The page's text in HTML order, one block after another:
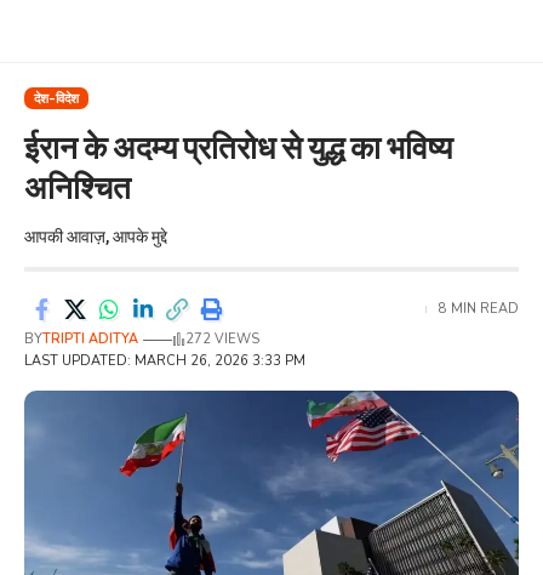
देश-विदेश
ईरान के अदम्य प्रतिरोध से युद्ध का भविष्य
अनिश्चित
आपकी आवाज़, आपके मुद्दे
LAST UPDATED: MARCH 26, 2026 3:33 PM
BYTRIPTI ADITYA 272 VIEWS
8 MIN READ